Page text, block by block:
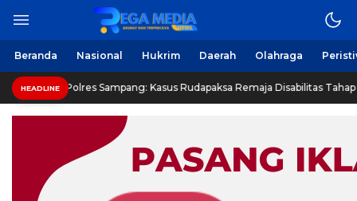
Beranda Nasional Hukrim Daerah Olahraga
HEADLINE
Sampang: Kasus Rudapaksa Remaja Disabilitas Tahap Sidik